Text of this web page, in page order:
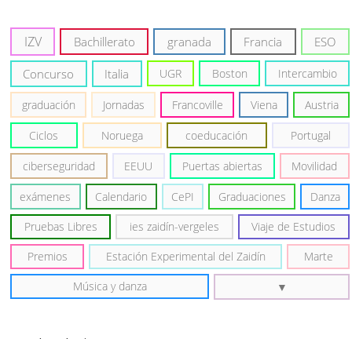
IZV Bachillerato granada Francia ESO
Concurso Italia UGR Boston Intercambio
graduación Jornadas Francoville Viena Austria
Ciclos Noruega coeducación Portugal
ciberseguridad EEUU Puertas abiertas Movilidad
exámenes Calendario CePI Graduaciones Danza
Pruebas Libres ies zaidín-vergeles Viaje de Estudios
Premios Estación Experimental del Zaidín Marte
Música y danza